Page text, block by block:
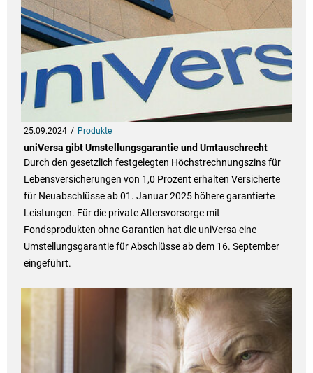
25.09.2024 Produkte
uniVersa gibt Umstellungsgarantie und Umtauschrecht
Durch den gesetzlich festgelegten Höchstrechnungszins für
Lebensversicherungen von 1,0 Prozent erhalten Versicherte
für Neuabschlüsse ab 01. Januar 2025 höhere garantierte
Leistungen. Für die private Altersvorsorge mit
Fondsprodukten ohne Garantien hat die uniVersa eine
Umstellungsgarantie für Abschlüsse ab dem 16. September
eingeführt.